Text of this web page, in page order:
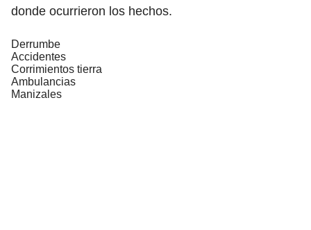
donde ocurrieron los hechos.
Derrumbe
Accidentes
Corrimientos tierra
Ambulancias
Manizales